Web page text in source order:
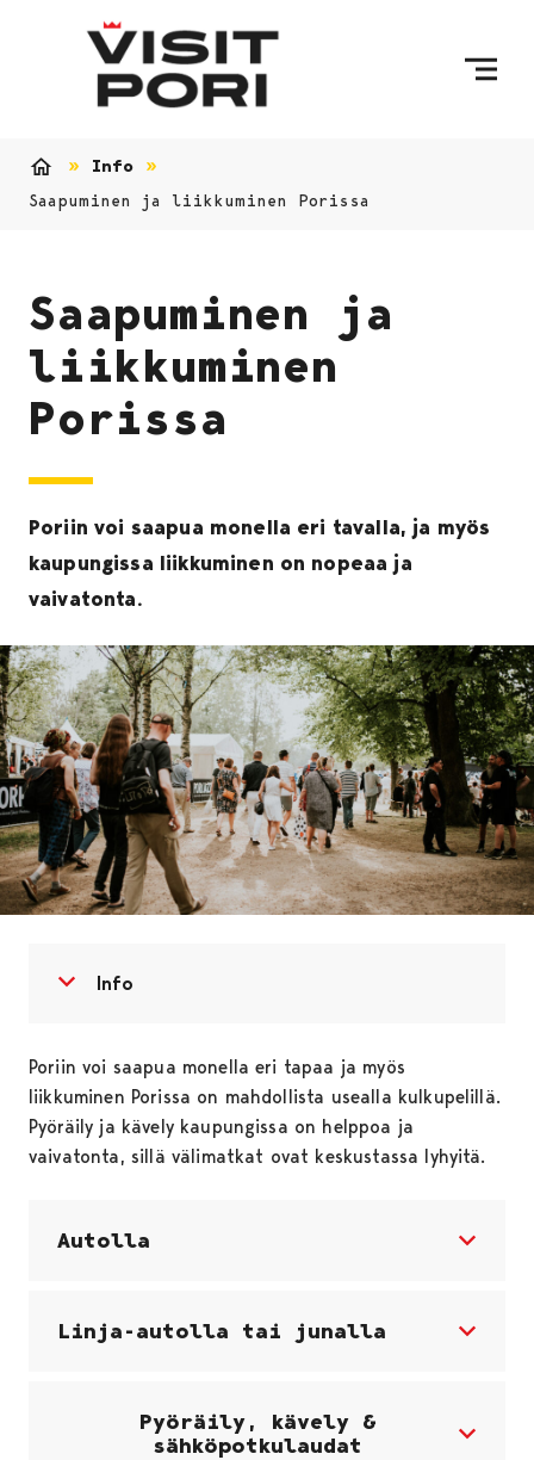
Info
Saapuminen ja liikkuminen Porissa
Saapuminen ja
liikkuminen
Porissa
Poriin voi saapua monella eri tavalla, ja myös
kaupungissa liikkuminen on nopeaa ja
vaivatonta.
Avaa valikko
Sulje valikko
Info
Poriin voi saapua monella eri tapaa ja myös
liikkuminen Porissa on mahdollista usealla kulkupelillä.
Pyöräily ja kävely kaupungissa on helppoa ja
vaivatonta, sillä välimatkat ovat keskustassa lyhyitä.
Autolla
Linja-autolla tai junalla
Pyöräily, kävely &
sähköpotkulaudat